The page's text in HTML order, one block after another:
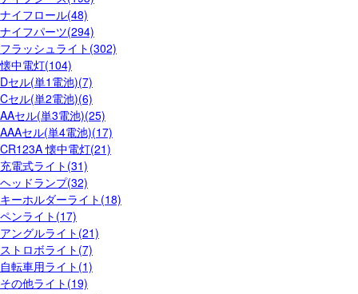
ナイフロール(48)
ナイフパーツ(294)
フラッシュライト(302)
懐中電灯(104)
Dセル(単1電池)(7)
Cセル(単2電池)(6)
AAセル(単3電池)(25)
AAAセル(単4電池)(17)
CR123A 懐中電灯(21)
充電式ライト(31)
ヘッドランプ(32)
キーホルダーライト(18)
ペンライト(17)
アングルライト(21)
ストロボライト(7)
自転車用ライト(1)
その他ライト(19)